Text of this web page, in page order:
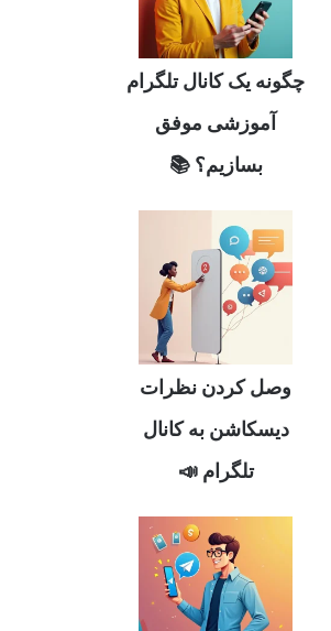
چگونه یک کانال تلگرام
آموزشی موفق
بسازیم؟ 📚
وصل کردن نظرات
دیسکاشن به کانال
تلگرام 📣